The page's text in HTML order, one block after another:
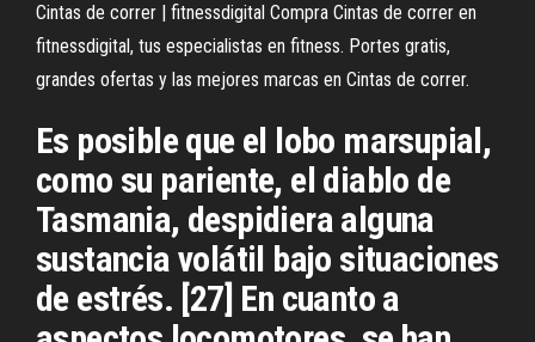
Cintas de correr | fitnessdigital Compra Cintas de correr en
fitnessdigital, tus especialistas en fitness. Portes gratis,
grandes ofertas y las mejores marcas en Cintas de correr.
Es posible que el lobo marsupial,
como su pariente, el diablo de
Tasmania, despidiera alguna
sustancia volátil bajo situaciones
de estrés. [27] En cuanto a